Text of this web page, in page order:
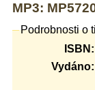
MP3:
Podrobnosti o
ISBN:
Vydáno: